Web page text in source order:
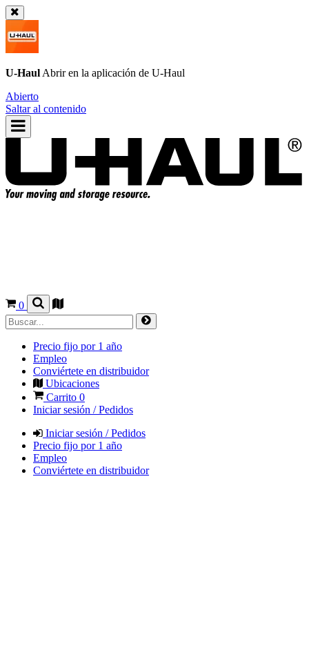
U-Haul Abrir en la aplicación de U-Haul
Abierto
Saltar al contenido
0
Precio fijo por 1 año
Empleo
Conviértete en distribuidor
Ubicaciones
Carrito 0
Iniciar sesión / Pedidos
Iniciar sesión / Pedidos
Precio fijo por 1 año
Empleo
Conviértete en distribuidor